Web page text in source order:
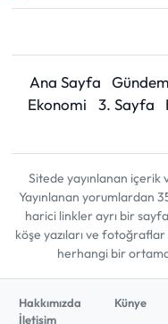
Ana Sayfa Gündem
Ekonomi
3. Sayfa
Sitede yayınlanan içerik
Yayınlanan yorumlardan
harici linkler ayrı bir
köşe yazıları ve fotoğraflar
herhangi bir
Hakkımızda
Künye
İletişim